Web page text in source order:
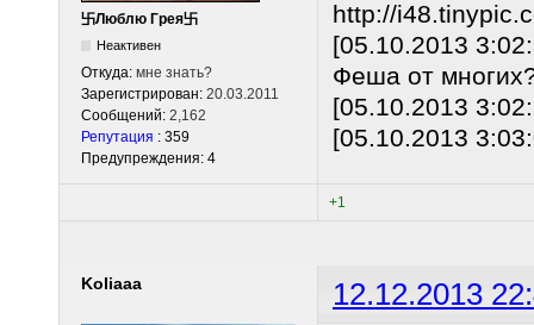
卐Люблю Грея卐
Неактивен
Откуда: мне знать?
Зарегистрирован: 20.03.2011
Сообщений: 2,162
Репутация : 359
Предупреждения: 4
[05.10.2013
Феша от
[05.10.2013
[05.10.2013
+1
Koliaaa 12.12.2013